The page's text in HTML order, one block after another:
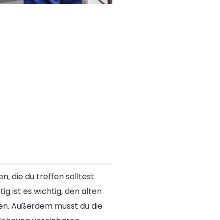
die du treffen solltest.
ist es wichtig, den alten
Außerdem musst du die